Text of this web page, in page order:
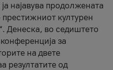
најавува продолжената
престижниот културен
Денеска, во седиштето
за
на двете
резултатите од